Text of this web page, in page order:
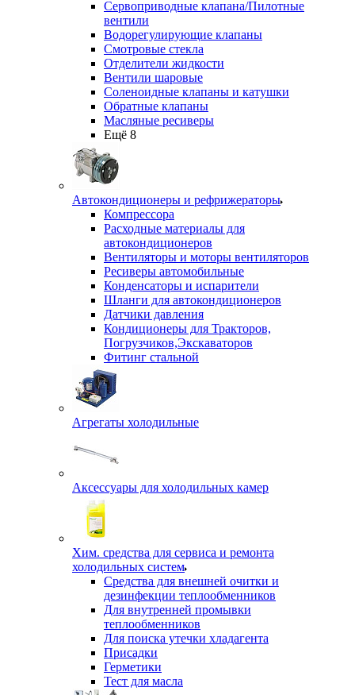
Сервоприводные клапана/Пилотные
вентили
Водорегулирующие клапаны
Смотровые стекла
Отделители жидкости
Вентили шаровые
Соленоидные клапаны и катушки
Обратные клапаны
Масляные ресиверы
Ещё 8
Автокондиционеры и рефрижераторы
Компрессора
Расходные материалы для
автокондиционеров
Вентиляторы и моторы вентиляторов
Ресиверы автомобильные
Конденсаторы и испарители
Шланги для автокондиционеров
Датчики давления
Кондиционеры для Тракторов,
Погрузчиков,Экскаваторов
Фитинг стальной
Агрегаты холодильные
Аксессуары для холодильных камер
Хим. средства для сервиса и ремонта
холодильных систем
Средства для внешней очитки и
дезинфекции теплообменников
Для внутренней промывки
теплообменников
Для поиска утечки хладагента
Присадки
Герметики
Тест для масла